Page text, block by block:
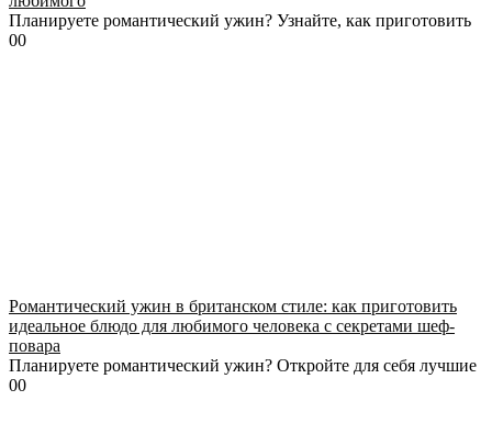
Планируете романтический ужин? Узнайте, как приготовить
00
Романтический ужин в британском стиле: как приготовить
идеальное блюдо для любимого человека с секретами шеф-
повара
Планируете романтический ужин? Откройте для себя лучшие
00